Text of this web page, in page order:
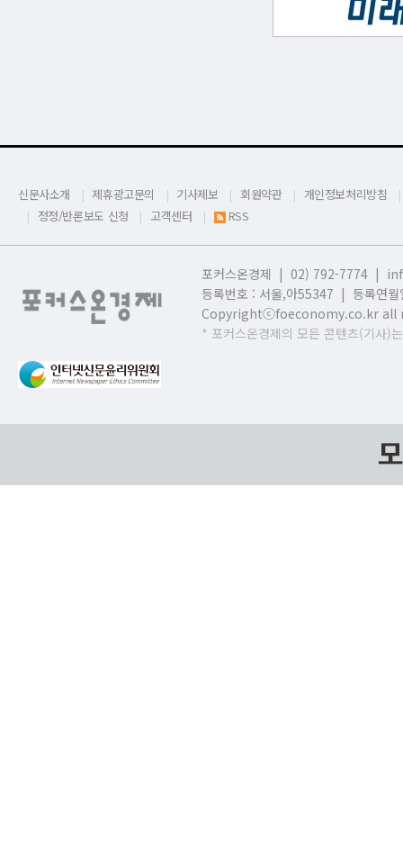
신문사소개 제휴광고문의 기사제보 회원약관
개인정보처리방침
정정/반론보도 신청
고객센터 RSS
포커스온경제 | 02) 792-7774 |
등록번호 : 서울,아55347 | 등록연
Copyrightⓒfoeconomy.co.kr all
* 포커스온경제의 모든 콘텐츠(기사)